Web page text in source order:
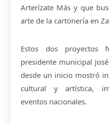
Arterízate Más y que
arte de la cartonería en
Estos dos proyectos
presidente municipal
desde un inicio mostró
cultural y artística,
eventos nacionales.